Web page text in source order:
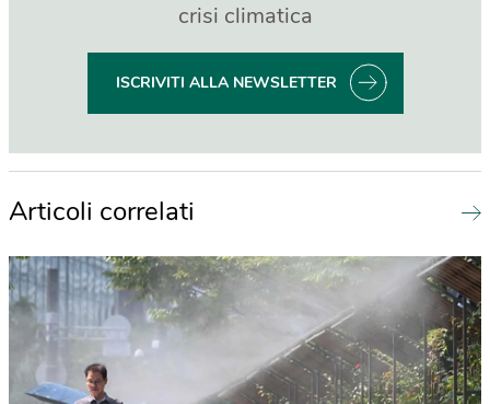
crisi climatica
ISCRIVITI ALLA NEWSLETTER
Articoli correlati